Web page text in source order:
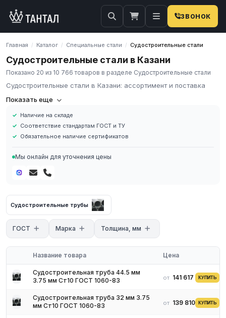
ЗВОНОК
Главная / Каталог / Специальные стали / Судостроительные стали
Судостроительные стали в Казани
Показано 20 из 10 766 товаров в разделе Судостроительные стали
Судостроительные стали в Казани: ассортимент и поставка
Компания «Тантал» предлагает Судостроительные стали в
металлопроката и промышленных материалов по всей России.
В нашем каталоге представлен широкий ассортимент
Судостроительные стали различных марок, размеров и типов.
сертификаты качества.
Наличие на складе в России
Обязательное наличие сертификатов
Доставка по региону
Для получения актуальных цен и наличия на складе свяжитесь
с нашими менеджерами. Мы предложим оптимальные условия
поставки и доставки.
Показать еще
Наличие на складе
Соответствие стандартам ГОСТ и ТУ
Обязательное наличие сертификатов
Мы онлайн для уточнения цены
Судостроительные трубы
ГОСТ Марка Толщина, мм
Название товара Цена
Судостроительная труба 44.5 мм
3.75 мм Ст10 ГОСТ 1060-83
от 141 617 ₽КУПИТЬ
Судостроительная труба 32 мм 3.75
мм Ст10 ГОСТ 1060-83
от 139 810 ₽КУПИТЬ
×
Затрудняетесь с поиском?
Наши менеджеры оперативно подберут вам
необходимую продукцию. Закажите обратную
связь…
Нажимая на кнопку, вы соглашаетесь на
персональных данных